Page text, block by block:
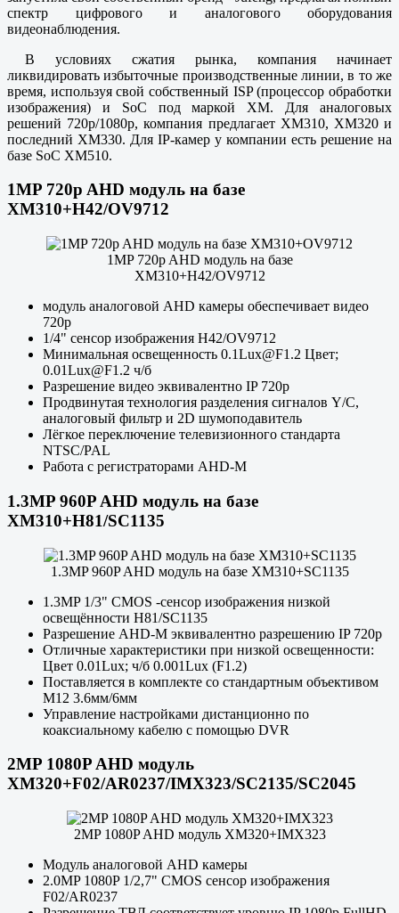
спектр цифрового и аналогового оборудования
видеонаблюдения.
В условиях сжатия рынка, компания начинает
ликвидировать избыточные производственные линии, в то же
время, используя свой собственный ISP (процессор обработки
изображения) и SoC под маркой XM. Для аналоговых
решений 720p/1080p, компания предлагает XM310, XM320 и
последний XM330. Для IP-камер у компании есть решение на
базе SoC XM510.
1MP 720p AHD модуль на базе
XM310+H42/OV9712
1MP 720p AHD модуль на базе
XM310+H42/OV9712
модуль аналоговой AHD камеры обеспечивает видео
720p
1/4" сенсор изображения H42/OV9712
Минимальная освещенность 0.1Lux@F1.2 Цвет;
0.01Lux@F1.2 ч/б
Разрешение видео эквивалентно IP 720p
Продвинутая технология разделения сигналов Y/C,
аналоговый фильтр и 2D шумоподавитель
Лёгкое переключение телевизионного стандарта
NTSC/PAL
Работа с регистраторами AHD-M
1.3MP 960P AHD модуль на базе
XM310+H81/SC1135
1.3MP 960P AHD модуль на базе XM310+SC1135
1.3MP 1/3" CMOS -сенсор изображения низкой
освещённости H81/SC1135
Разрешение AHD-M эквивалентно разрешению IP 720p
Отличные характеристики при низкой освещенности:
Цвет 0.01Lux; ч/б 0.001Lux (F1.2)
Поставляется в комплекте со стандартным объективом
М12 3.6мм/6мм
Управление настройками дистанционно по
коаксиальному кабелю с помощью DVR
2MP 1080P AHD модуль
XM320+F02/AR0237/IMX323/SC2135/SC2045
2MP 1080P AHD модуль XM320+IMX323
Модуль аналоговой AHD камеры
2.0MP 1080P 1/2,7" CMOS сенсор изображения
F02/AR0237